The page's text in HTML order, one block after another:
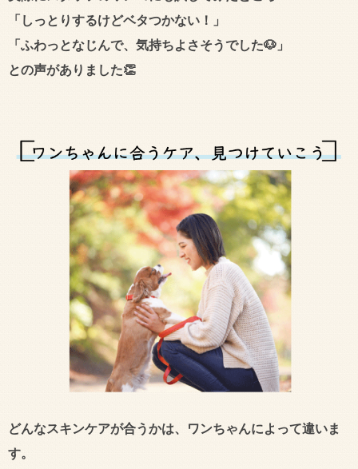
「しっとりするけどベタつかない！」
「ふわっとなじんで、気持ちよさそうでした🐶」
との声がありました👏
どんなスキンケアが合うかは、ワンちゃんによって違いま
す。